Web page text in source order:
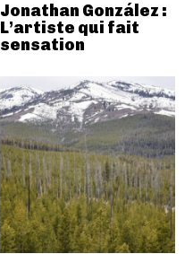
Jonathan González :
L’artiste qui fait
sensation